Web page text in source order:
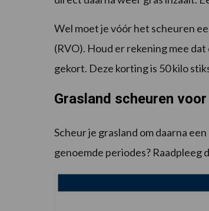
Wel moet je vóór het scheuren
(RVO). Houd er rekening mee
gekort. Deze korting is 50 kilo
Grasland scheuren
Scheur je grasland om daarna
genoemde periodes? Raadpleeg